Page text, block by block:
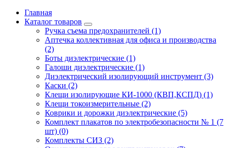
Главная
Каталог товаров
Ручка съема предохранителей (1)
Аптечка коллективная для офиса и производства
(2)
Боты диэлектрические (1)
Галоши диэлектрические (1)
Диэлектрический изолирующий инструмент (3)
Каски (2)
Клещи изолирующие КИ-1000 (КВП,КСПД) (1)
Клещи токоизмерительные (2)
Коврики и дорожки диэлектрические (5)
Комплект плакатов по электробезопасности № 1 (7
шт) (0)
Комплекты СИЗ (2)